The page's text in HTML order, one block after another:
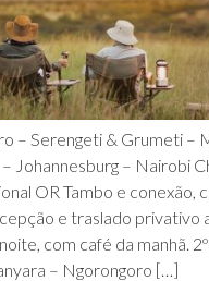
– Serengeti & Grumeti –
– Johannesburg – Nairobi
OR Tambo e conexão,
e traslado privativo
com café da manhã.
– Ngorongoro […]